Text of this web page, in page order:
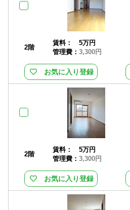
2階
賃料：
5万円
管理費： 3,300円
お気に入り登録
2階
賃料：
5万円
管理費： 3,300円
お気に入り登録